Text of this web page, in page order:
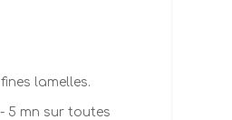
lamelles.
5 mn sur toutes